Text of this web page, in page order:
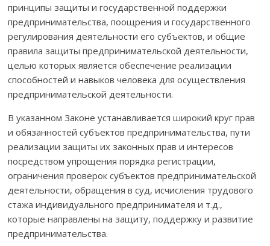
принципы защиты и государствен­ной поддержки
предпринимательства, поощрения и государственного
регулирования деятельности его субъектов, и общие
правила защиты предпринима­тельской деятельности,
целью которых является обеспе­чение реализации
способностей и навыков человека для осущест­вления
предприни­мательской деятельности.
В указанном Законе устанавливается широкий круг прав
и обязан­нос­тей субъектов предпринимательства, пути
реализации защиты их законных прав и интересов
посредством упрощения порядка регистра­ции,
ограничения проверок субъектов предпринимательской
деятель­ности, обращения в суд, исчисления трудового
стажа индивидуального предпринимателя и т.д.,
которые направлены на защиту, поддержку и развитие
предпринимательства.